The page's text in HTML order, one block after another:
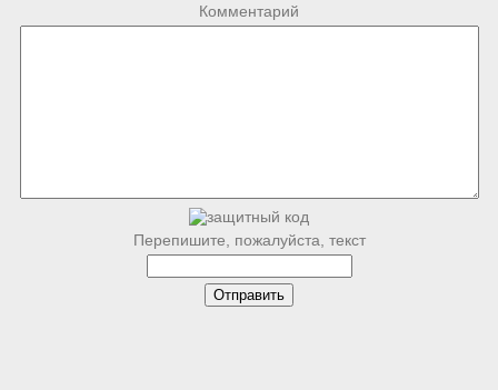
Комментарий
Перепишите, пожалуйста, текст